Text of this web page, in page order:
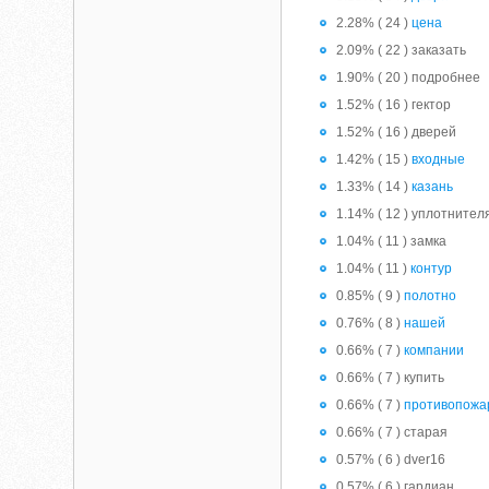
2.28% ( 24 )цена
2.09% ( 22 ) заказать
1.90% ( 20 ) подробнее
1.52% ( 16 ) гектор
1.52% ( 16 ) дверей
1.42% ( 15 )входные
1.33% ( 14 )казань
1.14% ( 12 )
1.04% ( 11 ) замка
1.04% ( 11 )контур
0.85% ( 9 )полотно
0.76% ( 8 )нашей
0.66% ( 7 )компании
0.66% ( 7 ) купить
0.66% ( 7 )
0.66% ( 7 ) старая
0.57% ( 6 ) dver16